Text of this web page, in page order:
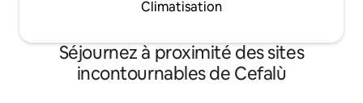
Climatisation
Séjournez à proximité des sites
incontournables de Cefalù